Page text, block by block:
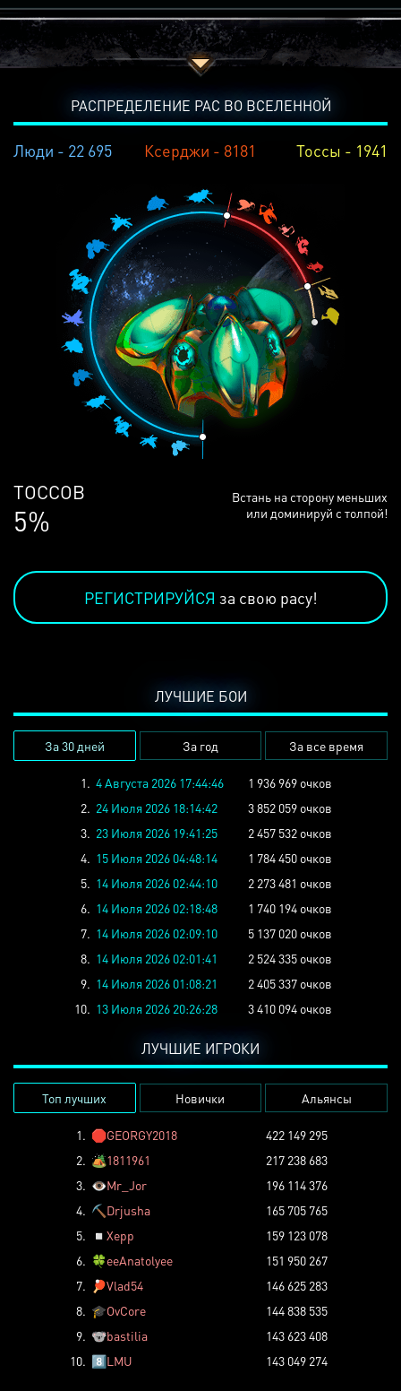
РАСПРЕДЕЛЕНИЕ РАС ВО ВСЕЛЕННОЙ
Люди - 22 695 Ксерджи - 8181 Тоссы - 1941
ЛЮДЕЙ
69%
Встань на сторону меньших
или доминируй с толпой!
РЕГИСТРИРУЙСЯ за свою расу!
ЛУЧШИЕ БОИ
За 30 дней За год За все время
1. 4 Августа 2026 17:44:46
1 936 969 очков
2. 24 Июля 2026 18:14:42
3 852 059 очков
3. 23 Июля 2026 19:41:25
2 457 532 очков
4. 15 Июля 2026 04:48:14
1 784 450 очков
5. 14 Июля 2026 02:44:10
2 273 481 очков
6. 14 Июля 2026 02:18:48
1 740 194 очков
7. 14 Июля 2026 02:09:10
5 137 020 очков
8. 14 Июля 2026 02:01:41
2 524 335 очков
9. 14 Июля 2026 01:08:21
2 405 337 очков
10. 13 Июля 2026 20:26:28 3 410 094 очков
ЛУЧШИЕ ИГРОКИ
Топ лучших Новички Альянсы
1. 🛑GEORGY2018
422 149 295
2. 🏕️1811961
217 238 683
3. 👁️Mr_Jor
196 114 376
4. ⛏️ Drjusha
165 705 765
5.
◽ Xepp
159 123 078
6. 🍀eeAnatolyee
151 950 267
7.
🏓Vlad54
146 625 283
8. 🎓OvCore
144 838 535
9. 🐨bastilia
143 623 408
10. 8️⃣LMU 143 049 274